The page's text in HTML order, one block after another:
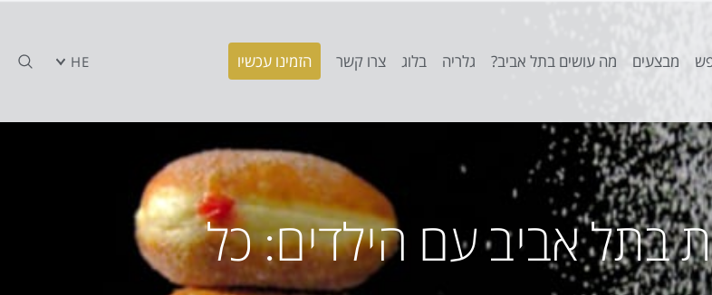
HE מבצעים מה עושים בתל אביב? גלריה בלוג צרו קשר הזמינו עכשיו
אביב עם הילדים: כל